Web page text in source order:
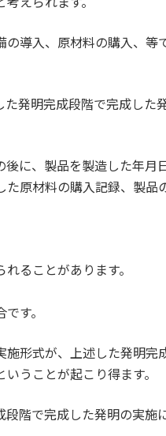
導入、原材料の購入、
発明完成段階で完成し
に、製品を製造した年
原材料の購入記録、製
ることがあります。
す。
形式が、上述した発明
うことが起こり得ます。
階で完成した発明の実